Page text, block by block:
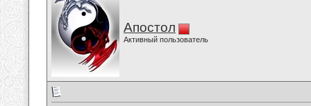
Апостол
Активный пользователь